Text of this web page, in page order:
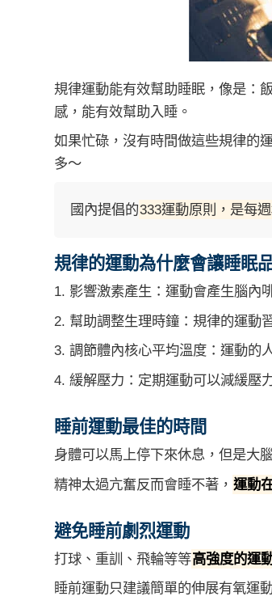
規律運動能有效幫助睡眠，像是：
感，能有效幫助入睡。
如果忙碌，沒有時間做這些規律的
多～
國內提倡的333運動原則，是每週
規律的運動為什麼會讓睡眠
1. 影響激素產生：運動會產生腦內
2. 幫助調整生理時鐘：規律的運動
3. 調節體內核心平均溫度：運動的
4. 緩解壓力：定期運動可以減緩壓
睡前運動最佳的時間
身體可以馬上停下來休息，但是大
精神太過亢奮反而會睡不著， 運動
避免睡前劇烈運動
打球、重訓、飛輪等等高強度的運
睡前運動只建議簡單的伸展有氧運